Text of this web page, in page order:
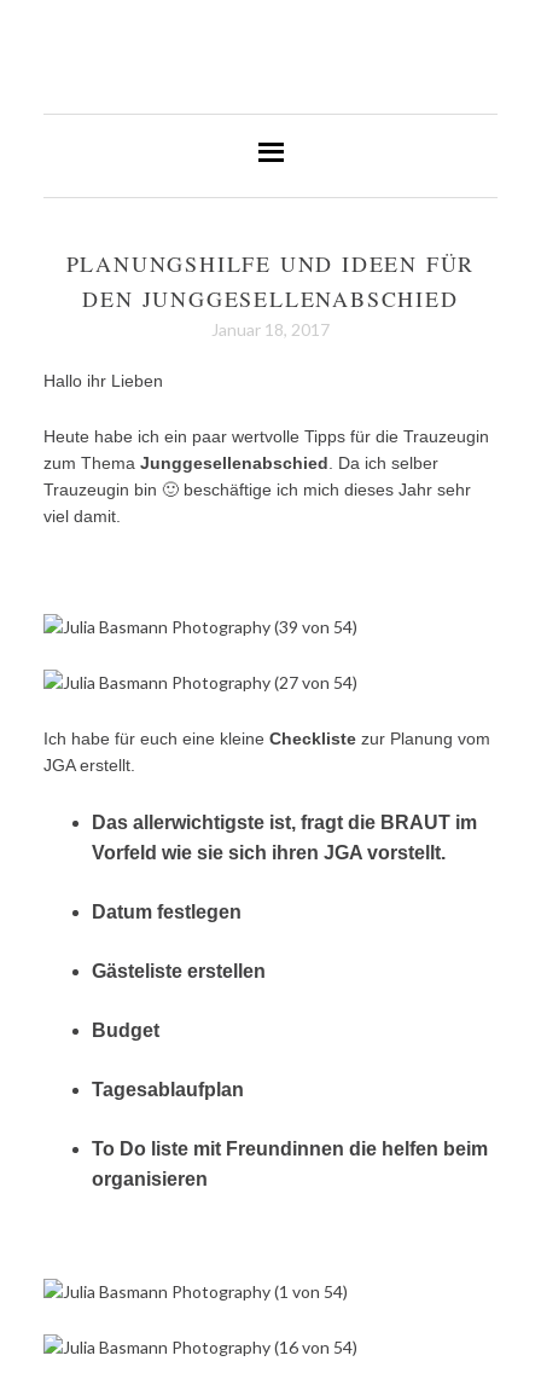
PLANUNGSHILFE UND IDEEN FÜR
DEN JUNGGESELLENABSCHIED
Januar 18, 2017
Hallo ihr Lieben
Heute habe ich ein paar wertvolle Tipps für die Trauzeugin
zum Thema Junggesellenabschied . Da ich selber
Trauzeugin bin 🙂 beschäftige ich mich dieses Jahr sehr
viel damit.
Ich habe für euch eine kleine Checklistezur Planung vom
JGA erstellt.
Das allerwichtigste ist, fragt die BRAUT im
Vorfeld wie sie sich ihren JGA vorstellt.
Datum festlegen
Gästeliste erstellen
Budget
Tagesablaufplan
To Do liste mit Freundinnen die helfen beim
organisieren